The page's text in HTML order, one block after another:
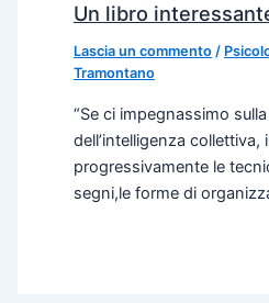
Un libro
Lascia un commento /
Tramontano
“Se ci impegnassimo
dell’intelligenza collettiva,
progressivamente le
segni,le forme di